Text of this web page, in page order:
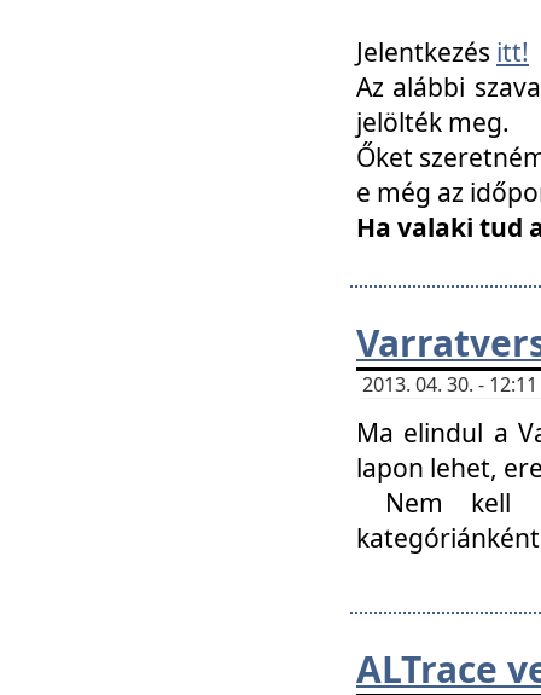
Jelentkezés itt!
Az alábbi
jelölték meg.
Őket
e még az
Ha valaki tud
2013. 04. 30. -
Ma elindul a
lapon lehet,
Nem kell
ALTrace